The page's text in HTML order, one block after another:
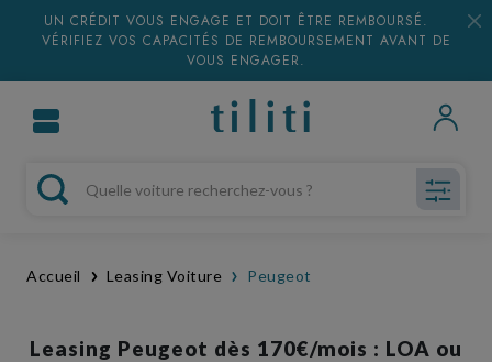
UN CRÉDIT VOUS ENGAGE ET DOIT ÊTRE REMBOURSÉ.
VÉRIFIEZ VOS CAPACITÉS DE REMBOURSEMENT AVANT DE
VOUS ENGAGER.
Accueil Leasing Voiture Peugeot
Leasing Peugeot dès 170€/mois : LOA ou